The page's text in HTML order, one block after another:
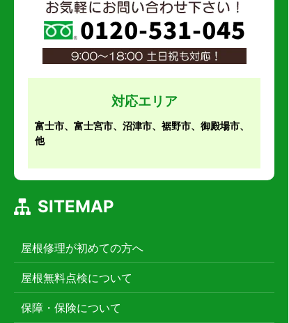
対応エリア
富士市、富士宮市、沼津市、裾野市、御殿場市、
他
SITEMAP
屋根修理が初めての方へ
屋根無料点検について
保障・保険について